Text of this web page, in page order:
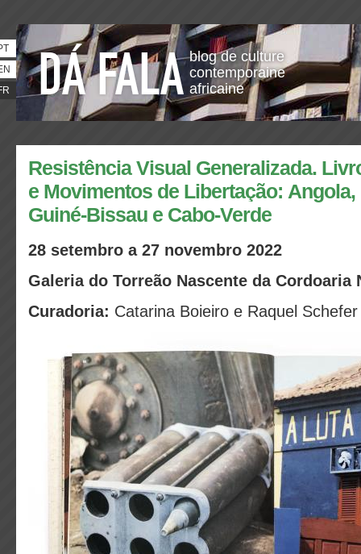
blog de culture
contemporaine
africaine
Resistência Visual Generalizada.
e Movimentos de Libertação:
Guiné-Bissau e Cabo-Verde
28 setembro a 27 novembro 2022
Galeria do Torreão Nascente da Cordoaria
Curadoria: Catarina Boieiro e Raquel Schefer